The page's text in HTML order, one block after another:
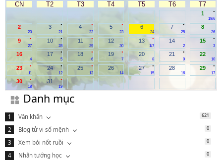
CN T2 T3 T4 T5 T6 T7
.
1
19/6
2
20
.
3
21
.
4
22
.
5
23
6
24
.
7
25
8
26
.
9
27
.
10
28
.
11
29
12
30
.
13
1/7
14
2
.
15
3
16
4
.
17
5
.
18
6
.
19
7
20
8
.
21
9
22
10
.
23
11
.
24
12
.
25
13
26
14
.
27
15
28
16
.
29
17
.
30
18
.
31
19
Danh mục
Văn khấn 621
Blog tử vi số mệnh 0
Xem bói nốt ruồi 0
Nhân tướng học 0